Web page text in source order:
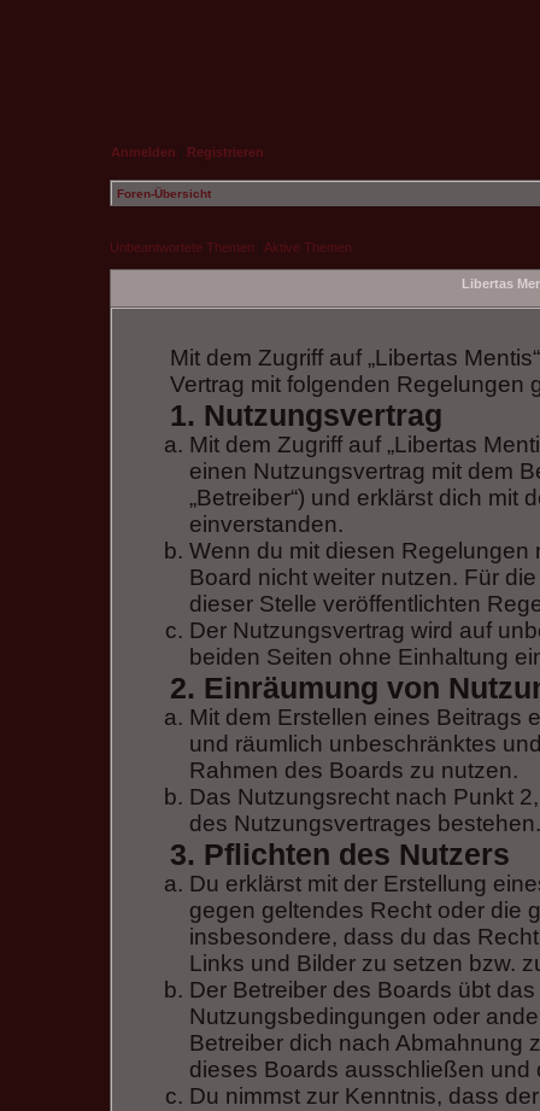
Anmelden Registrieren
Foren-Übersicht
Unbeantwortete Themen Aktive Themen
Libertas
Mit dem Zugriff auf „Libertas
Vertrag mit folgenden Regelungen
1. Nutzungsvertrag
Mit dem Zugriff auf „Libertas
einen Nutzungsvertrag mit dem
„Betreiber“) und erklärst dich
einverstanden.
Wenn du mit diesen
Board nicht weiter nutzen. Für
dieser Stelle veröffentlichten
Der Nutzungsvertrag wird auf
beiden Seiten ohne Einhaltung
2. Einräumung von
Mit dem Erstellen eines Beitrags
und räumlich unbeschränktes
Rahmen des Boards zu nutzen.
Das Nutzungsrecht nach Punkt
des Nutzungsvertrages bestehen.
3. Pflichten des Nutzers
Du erklärst mit der Erstellung
gegen geltendes Recht oder die
insbesondere, dass du das
Links und Bilder zu setzen bzw.
Der Betreiber des Boards übt
Nutzungsbedingungen oder
Betreiber dich nach Abmahnung
dieses Boards ausschließen und
Du nimmst zur Kenntnis, dass